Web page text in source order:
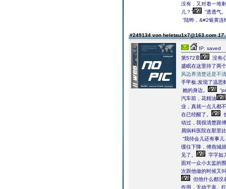
没有，又对着一堆
儿？”
“透透气
“陆晔，&#2银黄
#249134 von heletau1x7@163.com
IP: saved
第572章
没有
盛眠在这里待了两
风边界清楚还是不
手甲板;发现了温思
她的身边。
汽车前，花精油
业，真就一点儿都
在已经醒了。
动过，我很清楚跟
屑病科医院在那里
“我待会儿还有事
缓往下降，傅燕城
见了。
字字如
面对一众小太监的
次跟他做的时候又
但他什么都没
作用，无动于衷。